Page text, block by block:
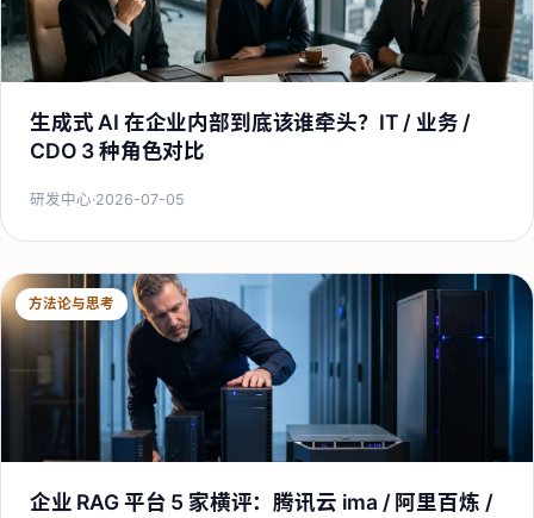
生成式 AI 在企业内部到底该谁牵头？IT / 业务 /
CDO 3 种角色对比
研发中心·2026-07-05
方法论与思考
企业 RAG 平台 5 家横评：腾讯云 ima / 阿里百炼 /